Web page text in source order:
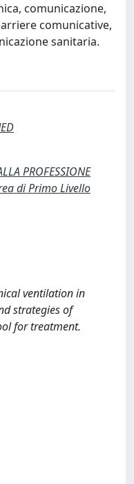
comunicazione,
comunicative,
sanitaria.
PROFESSIONE
di Primo Livello
ventilation in
strategies of
for treatment.